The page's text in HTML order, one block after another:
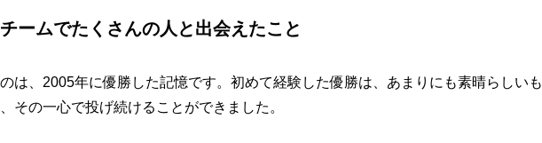
ームでたくさんの人と出会えたこと
は、2005年に優勝した記憶です。初めて経験した優勝は、あまりにも素晴らしいも
その一心で投げ続けることができました。